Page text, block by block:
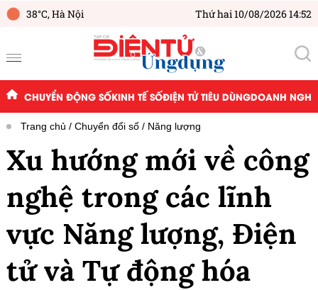
38°C,Hà Nội Thứ hai 10/08/2026 14:52
CHUYỂN ĐỘNG SỐKINH TẾ SỐĐIỆN TỬ TIÊU DÙNGDOANH
Trang chủ Chuyển đổi số Năng lượng
Xu hướng mới về công
nghệ trong các lĩnh
vực Năng lượng, Điện
tử và Tự động hóa